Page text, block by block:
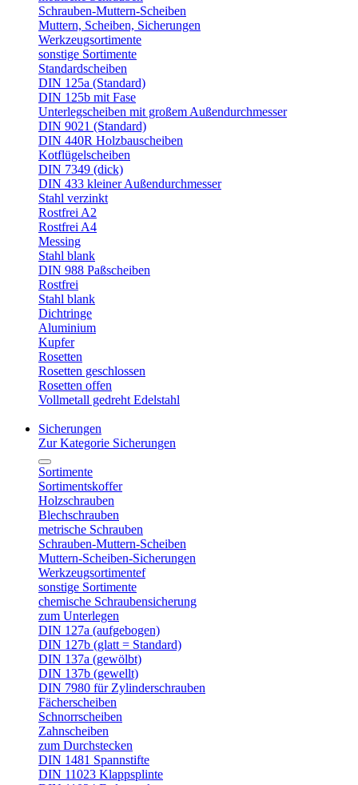
Schrauben-Muttern-Scheiben
Muttern, Scheiben, Sicherungen
Werkzeugsortimente
sonstige Sortimente
Standardscheiben
DIN 125a (Standard)
DIN 125b mit Fase
Unterlegscheiben mit großem Außendurchmesser
DIN 9021 (Standard)
DIN 440R Holzbauscheiben
Kotflügelscheiben
DIN 7349 (dick)
DIN 433 kleiner Außendurchmesser
Stahl verzinkt
Rostfrei A2
Rostfrei A4
Messing
Stahl blank
DIN 988 Paßscheiben
Rostfrei
Stahl blank
Dichtringe
Aluminium
Kupfer
Rosetten
Rosetten geschlossen
Rosetten offen
Vollmetall gedreht Edelstahl
Sicherungen
Zur Kategorie Sicherungen
Sortimente
Sortimentskoffer
Holzschrauben
Blechschrauben
metrische Schrauben
Schrauben-Muttern-Scheiben
Muttern-Scheiben-Sicherungen
Werkzeugsortimentef
sonstige Sortimente
chemische Schraubensicherung
zum Unterlegen
DIN 127a (aufgebogen)
DIN 127b (glatt = Standard)
DIN 137a (gewölbt)
DIN 137b (gewellt)
DIN 7980 für Zylinderschrauben
Fächerscheiben
Schnorrscheiben
Zahnscheiben
zum Durchstecken
DIN 1481 Spannstifte
DIN 11023 Klappsplinte